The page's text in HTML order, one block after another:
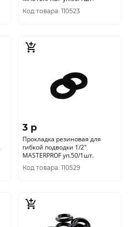
Код товара: 110523
3 p
Прокладка резиновая для
гибкой подводки 1/2"
MASTERPROF уп.50/1шт.
Код товара: 110529